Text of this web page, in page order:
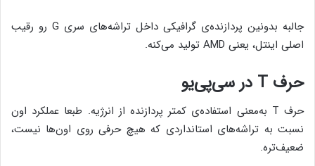
جالبه بدونین پردازنده‌ی گرافیکی داخل تراشه‌های سری G رو رقیب
اصلی اینتل، یعنی AMD تولید می‌کنه.
حرف T در سی‌پی‌یو
حرف T به‌معنی استفاده‌ی کمتر پردازنده از انرژیه. طبعا عملکرد اون
نسبت به تراشه‌های استانداردی که هیچ حرفی روی اون‌ها نیست،
ضعیف‌تره.